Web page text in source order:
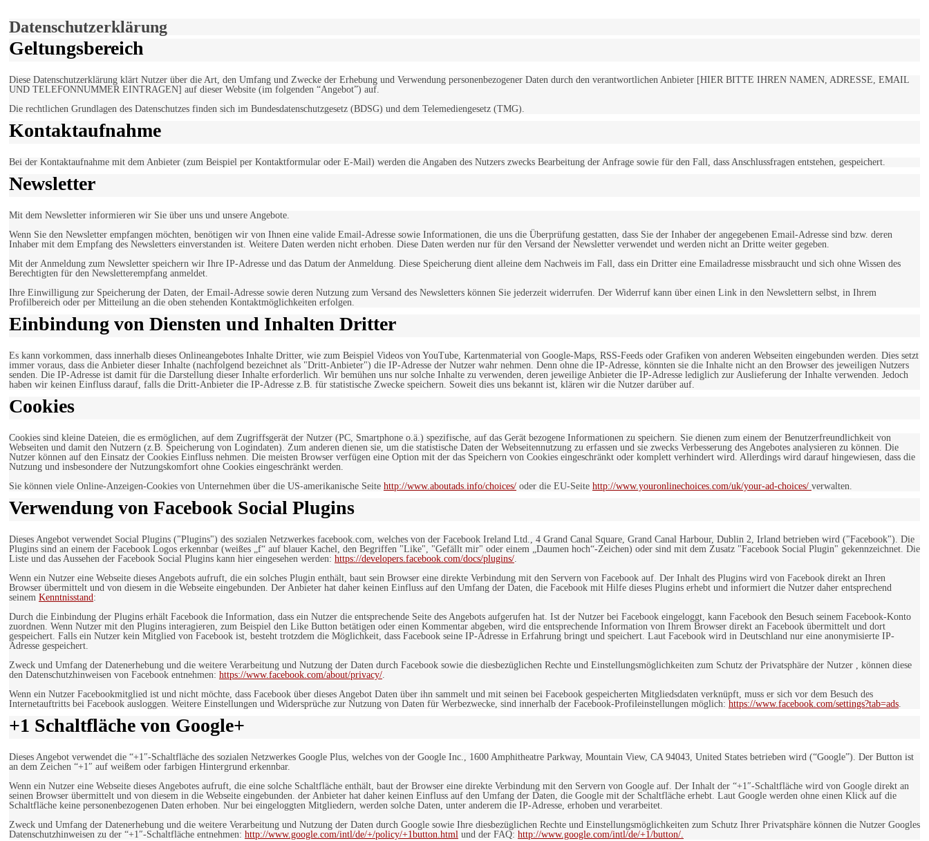
Datenschutzerklärung
Geltungsbereich
Diese Datenschutzerklärung klärt Nutzer über die Art, den Umfang und Zwecke der Erhebung und Verwendung personenbezogener Daten durch den verantwortlichen Anbieter [HIER BITTE IHREN NAMEN, ADRESSE, EMAIL
UND TELEFONNUMMER EINTRAGEN] auf dieser Website (im folgenden “Angebot”) auf.
Die rechtlichen Grundlagen des Datenschutzes finden sich im Bundesdatenschutzgesetz (BDSG) und dem Telemediengesetz (TMG).
Kontaktaufnahme
Bei der Kontaktaufnahme mit dem Anbieter (zum Beispiel per Kontaktformular oder E-Mail) werden die Angaben des Nutzers zwecks Bearbeitung der Anfrage sowie für den Fall, dass Anschlussfragen entstehen, gespeichert.
Newsletter
Mit dem Newsletter informieren wir Sie über uns und unsere Angebote.
Wenn Sie den Newsletter empfangen möchten, benötigen wir von Ihnen eine valide Email-Adresse sowie Informationen, die uns die Überprüfung gestatten, dass Sie der Inhaber der angegebenen Email-Adresse sind bzw. deren
Inhaber mit dem Empfang des Newsletters einverstanden ist. Weitere Daten werden nicht erhoben. Diese Daten werden nur für den Versand der Newsletter verwendet und werden nicht an Dritte weiter gegeben.
Mit der Anmeldung zum Newsletter speichern wir Ihre IP-Adresse und das Datum der Anmeldung. Diese Speicherung dient alleine dem Nachweis im Fall, dass ein Dritter eine Emailadresse missbraucht und sich ohne Wissen des
Berechtigten für den Newsletterempfang anmeldet.
Ihre Einwilligung zur Speicherung der Daten, der Email-Adresse sowie deren Nutzung zum Versand des Newsletters können Sie jederzeit widerrufen. Der Widerruf kann über einen Link in den Newslettern selbst, in Ihrem
Profilbereich oder per Mitteilung an die oben stehenden Kontaktmöglichkeiten erfolgen.
Einbindung von Diensten und Inhalten Dritter
Es kann vorkommen, dass innerhalb dieses Onlineangebotes Inhalte Dritter, wie zum Beispiel Videos von YouTube, Kartenmaterial von Google-Maps, RSS-Feeds oder Grafiken von anderen Webseiten eingebunden werden. Dies setzt
immer voraus, dass die Anbieter dieser Inhalte (nachfolgend bezeichnet als "Dritt-Anbieter") die IP-Adresse der Nutzer wahr nehmen. Denn ohne die IP-Adresse, könnten sie die Inhalte nicht an den Browser des jeweiligen Nutzers
senden. Die IP-Adresse ist damit für die Darstellung dieser Inhalte erforderlich. Wir bemühen uns nur solche Inhalte zu verwenden, deren jeweilige Anbieter die IP-Adresse lediglich zur Auslieferung der Inhalte verwenden. Jedoch
haben wir keinen Einfluss darauf, falls die Dritt-Anbieter die IP-Adresse z.B. für statistische Zwecke speichern. Soweit dies uns bekannt ist, klären wir die Nutzer darüber auf.
Cookies
Cookies sind kleine Dateien, die es ermöglichen, auf dem Zugriffsgerät der Nutzer (PC, Smartphone o.ä.) spezifische, auf das Gerät bezogene Informationen zu speichern. Sie dienen zum einem der Benutzerfreundlichkeit von
Webseiten und damit den Nutzern (z.B. Speicherung von Logindaten). Zum anderen dienen sie, um die statistische Daten der Webseitennutzung zu erfassen und sie zwecks Verbesserung des Angebotes analysieren zu können. Die
Nutzer können auf den Einsatz der Cookies Einfluss nehmen. Die meisten Browser verfügen eine Option mit der das Speichern von Cookies eingeschränkt oder komplett verhindert wird. Allerdings wird darauf hingewiesen, dass die
Nutzung und insbesondere der Nutzungskomfort ohne Cookies eingeschränkt werden.
Sie können viele Online-Anzeigen-Cookies von Unternehmen über die US-amerikanische Seite http://www.aboutads.info/choices/ oder die EU-Seite http://www.youronlinechoices.com/uk/your-ad-choices/ verwalten.
Verwendung von Facebook Social Plugins
Dieses Angebot verwendet Social Plugins ("Plugins") des sozialen Netzwerkes facebook.com, welches von der Facebook Ireland Ltd., 4 Grand Canal Square, Grand Canal Harbour, Dublin 2, Irland betrieben wird ("Facebook"). Die
Plugins sind an einem der Facebook Logos erkennbar (weißes „f“ auf blauer Kachel, den Begriffen "Like", "Gefällt mir" oder einem „Daumen hoch“-Zeichen) oder sind mit dem Zusatz "Facebook Social Plugin" gekennzeichnet. Die
Liste und das Aussehen der Facebook Social Plugins kann hier eingesehen werden: https://developers.facebook.com/docs/plugins/.
Wenn ein Nutzer eine Webseite dieses Angebots aufruft, die ein solches Plugin enthält, baut sein Browser eine direkte Verbindung mit den Servern von Facebook auf. Der Inhalt des Plugins wird von Facebook direkt an Ihren
Browser übermittelt und von diesem in die Webseite eingebunden. Der Anbieter hat daher keinen Einfluss auf den Umfang der Daten, die Facebook mit Hilfe dieses Plugins erhebt und informiert die Nutzer daher entsprechend
seinem Kenntnisstand:
Durch die Einbindung der Plugins erhält Facebook die Information, dass ein Nutzer die entsprechende Seite des Angebots aufgerufen hat. Ist der Nutzer bei Facebook eingeloggt, kann Facebook den Besuch seinem Facebook-Konto
zuordnen. Wenn Nutzer mit den Plugins interagieren, zum Beispiel den Like Button betätigen oder einen Kommentar abgeben, wird die entsprechende Information von Ihrem Browser direkt an Facebook übermittelt und dort
gespeichert. Falls ein Nutzer kein Mitglied von Facebook ist, besteht trotzdem die Möglichkeit, dass Facebook seine IP-Adresse in Erfahrung bringt und speichert. Laut Facebook wird in Deutschland nur eine anonymisierte IP-
Adresse gespeichert.
Zweck und Umfang der Datenerhebung und die weitere Verarbeitung und Nutzung der Daten durch Facebook sowie die diesbezüglichen Rechte und Einstellungsmöglichkeiten zum Schutz der Privatsphäre der Nutzer , können diese
den Datenschutzhinweisen von Facebook entnehmen: https://www.facebook.com/about/privacy/.
Wenn ein Nutzer Facebookmitglied ist und nicht möchte, dass Facebook über dieses Angebot Daten über ihn sammelt und mit seinen bei Facebook gespeicherten Mitgliedsdaten verknüpft, muss er sich vor dem Besuch des
Internetauftritts bei Facebook ausloggen. Weitere Einstellungen und Widersprüche zur Nutzung von Daten für Werbezwecke, sind innerhalb der Facebook-Profileinstellungen möglich: https://www.facebook.com/settings?tab=ads.
+1 Schaltfläche von Google+
Dieses Angebot verwendet die “+1″-Schaltfläche des sozialen Netzwerkes Google Plus, welches von der Google Inc., 1600 Amphitheatre Parkway, Mountain View, CA 94043, United States betrieben wird (“Google”). Der Button ist
an dem Zeichen “+1″ auf weißem oder farbigen Hintergrund erkennbar.
Wenn ein Nutzer eine Webseite dieses Angebotes aufruft, die eine solche Schaltfläche enthält, baut der Browser eine direkte Verbindung mit den Servern von Google auf. Der Inhalt der “+1″-Schaltfläche wird von Google direkt an
seinen Browser übermittelt und von diesem in die Webseite eingebunden. der Anbieter hat daher keinen Einfluss auf den Umfang der Daten, die Google mit der Schaltfläche erhebt. Laut Google werden ohne einen Klick auf die
Schaltfläche keine personenbezogenen Daten erhoben. Nur bei eingeloggten Mitgliedern, werden solche Daten, unter anderem die IP-Adresse, erhoben und verarbeitet.
Zweck und Umfang der Datenerhebung und die weitere Verarbeitung und Nutzung der Daten durch Google sowie Ihre diesbezüglichen Rechte und Einstellungsmöglichkeiten zum Schutz Ihrer Privatsphäre können die Nutzer Googles
Datenschutzhinweisen zu der “+1″-Schaltfläche entnehmen: http://www.google.com/intl/de/+/policy/+1button.html und der FAQ: http://www.google.com/intl/de/+1/button/.